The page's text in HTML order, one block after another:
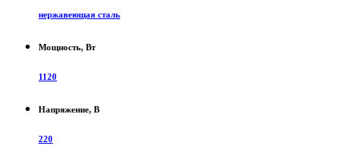
нержавеющая сталь
Мощность, Вт
1120
Напряжение, В
220